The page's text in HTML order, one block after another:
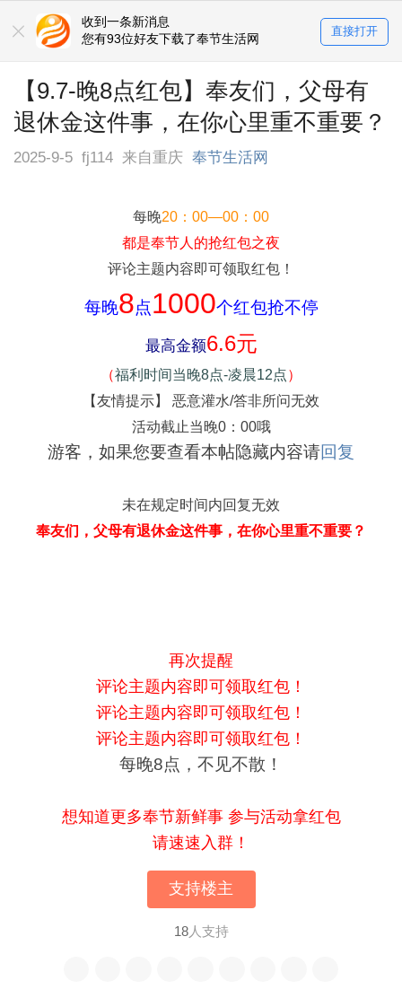
收到一条新消息
您有93位好友下载了奉节生活网
直接打开
【9.7-晚8点红包】奉友们，父母有
退休金这件事，在你心里重不重要？
2025-9-5 fj114 来自重庆 奉节生活网
每晚20：00—00：00
都是奉节人的抢红包之夜
评论主题内容即可领取红包！
每晚8点1000个红包抢不停
最高金额6.6元
（福利时间当晚8点-凌晨12点）
【友情提示】 恶意灌水/答非所问无效
活动截止当晚0：00哦
游客，如果您要查看本帖隐藏内容请回复
未在规定时间内回复无效
奉友们，父母有退休金这件事，在你心里重不重要？
再次提醒
评论主题内容即可领取红包！
评论主题内容即可领取红包！
评论主题内容即可领取红包！
每晚8点，不见不散！
想知道更多奉节新鲜事 参与活动拿红包
请速速入群！
支持楼主
18人支持